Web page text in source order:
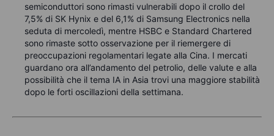
semiconduttori sono rimasti vulnerabili dopo il crollo del
7,5% di SK Hynix e del 6,1% di Samsung Electronics nella
seduta di mercoledì, mentre HSBC e Standard Chartered
sono rimaste sotto osservazione per il riemergere di
preoccupazioni regolamentari legate alla Cina. I mercati
guardano ora all’andamento del petrolio, delle valute e alla
possibilità che il tema IA in Asia trovi una maggiore stabilità
dopo le forti oscillazioni della settimana.